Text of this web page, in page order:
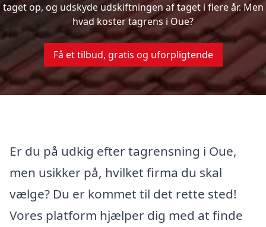
taget op, og udskyde udskiftningen af taget i flere år. Men
hvad koster tagrens i Oue?
Få et tilbud, gratis og uforpligtende
Er du på udkig efter tagrensning i Oue,
men usikker på, hvilket firma du skal
vælge? Du er kommet til det rette sted!
Vores platform hjælper dig med at finde